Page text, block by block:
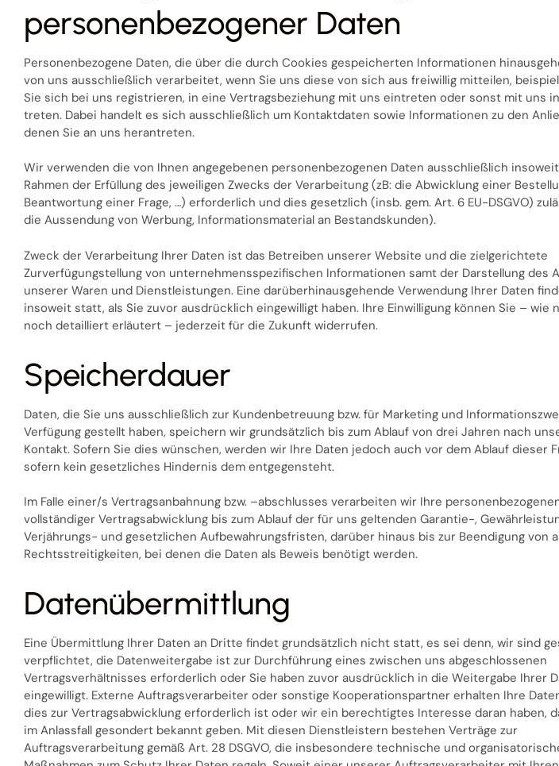
personenbezogener Daten
Personenbezogene Daten, die über die durch Cookies gespeicherten Informationen
von uns ausschließlich verarbeitet, wenn Sie uns diese von sich aus freiwillig mitteilen,
Sie sich bei uns registrieren, in eine Vertragsbeziehung mit uns eintreten oder sonst mit uns
treten. Dabei handelt es sich ausschließlich um Kontaktdaten sowie Informationen zu den
denen Sie an uns herantreten.
Wir verwenden die von Ihnen angegebenen personenbezogenen Daten ausschließlich
Rahmen der Erfüllung des jeweiligen Zwecks der Verarbeitung (zB: die Abwicklung einer
Beantwortung einer Frage, …) erforderlich und dies gesetzlich (insb. gem. Art. 6 EU-DSGVO)
die Aussendung von Werbung, Informationsmaterial an Bestandskunden).
Zweck der Verarbeitung Ihrer Daten ist das Betreiben unserer Website und die zielgerichtete
Zurverfügungstellung von unternehmensspezifischen Informationen samt der Darstellung des
unserer Waren und Dienstleistungen. Eine darüberhinausgehende Verwendung Ihrer Daten
insoweit statt, als Sie zuvor ausdrücklich eingewilligt haben. Ihre Einwilligung können Sie – wie
noch detailliert erläutert – jederzeit für die Zukunft widerrufen.
Speicherdauer
Daten, die Sie uns ausschließlich zur Kundenbetreuung bzw. für Marketing und
Verfügung gestellt haben, speichern wir grundsätzlich bis zum Ablauf von drei Jahren nach
Kontakt. Sofern Sie dies wünschen, werden wir Ihre Daten jedoch auch vor dem Ablauf dieser
sofern kein gesetzliches Hindernis dem entgegensteht.
Im Falle einer/s Vertragsanbahnung bzw. –abschlusses verarbeiten wir Ihre
vollständiger Vertragsabwicklung bis zum Ablauf der für uns geltenden Garantie-,
Verjährungs- und gesetzlichen Aufbewahrungsfristen, darüber hinaus bis zur Beendigung von
Rechtsstreitigkeiten, bei denen die Daten als Beweis benötigt werden.
Datenübermittlung
Eine Übermittlung Ihrer Daten an Dritte findet grundsätzlich nicht statt, es sei denn, wir sind
verpflichtet, die Datenweitergabe ist zur Durchführung eines zwischen uns abgeschlossenen
Vertragsverhältnisses erforderlich oder Sie haben zuvor ausdrücklich in die Weitergabe Ihrer
eingewilligt. Externe Auftragsverarbeiter oder sonstige Kooperationspartner erhalten Ihre
dies zur Vertragsabwicklung erforderlich ist oder wir ein berechtigtes Interesse daran haben,
im Anlassfall gesondert bekannt geben. Mit diesen Dienstleistern bestehen Verträge zur
Auftragsverarbeitung gemäß Art. 28 DSGVO, die insbesondere technische und